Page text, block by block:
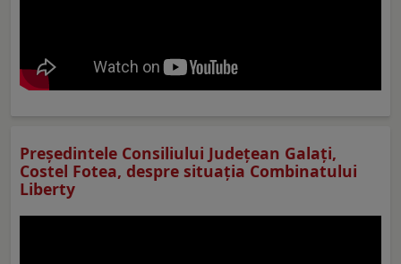
Preşedintele Consiliului Judeţean Galaţi,
Costel Fotea, despre situaţia Combinatului
Liberty